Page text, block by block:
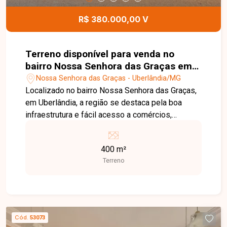
R$ 380.000,00 V
Terreno disponível para venda no
bairro Nossa Senhora das Graças em
Uberlândia MG
Nossa Senhora das Graças - Uberlândia/MG
Localizado no bairro Nossa Senhora das Graças,
em Uberlândia, a região se destaca pela boa
infraestrutura e fácil acesso a comércios,
opção para quem busca praticidade no dia a dia.
O imóvel possui 400 m² de terreno, amplo e bem
localizado dentro do bairro, ideal para construção
informações!
400 m²
Terreno
Cód. 53073